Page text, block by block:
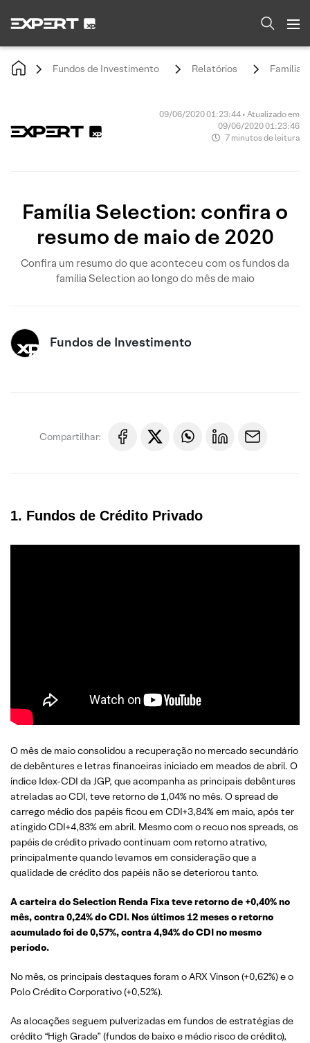
Fundos de Investimento Relatórios Família
09/06/2020 01:23:44 • Atualizado em
09/06/2020 01:23:46
7 minutos de leitura
Família Selection: confira o
resumo de maio de 2020
Confira um resumo do que aconteceu com os fundos da
família Selection ao longo do mês de maio
Fundos de Investimento
Compartilhar:
1. Fundos de Crédito Privado
O mês de maio consolidou a recuperação no mercado secundário
de debêntures e letras financeiras iniciado em meados de abril. O
índice Idex-CDI da JGP, que acompanha as principais debêntures
atreladas ao CDI, teve retorno de 1,04% no mês. O spread de
carrego médio dos papéis ficou em CDI+3,84% em maio, após ter
atingido CDI+4,83% em abril. Mesmo com o recuo nos spreads, os
papéis de crédito privado continuam com retorno atrativo,
principalmente quando levamos em consideração que a
qualidade de crédito dos papéis não se deteriorou tanto.
A carteira do Selection Renda Fixa teve retorno de +0,40% no
mês, contra 0,24% do CDI. Nos últimos 12 meses o retorno
acumulado foi de 0,57%, contra 4,94% do CDI no mesmo
período.
No mês, os principais destaques foram o ARX Vinson (+0,62%) e o
Polo Crédito Corporativo (+0,52%).
As alocações seguem pulverizadas em fundos de estratégias de
crédito “High Grade” (fundos de baixo e médio risco de crédito),